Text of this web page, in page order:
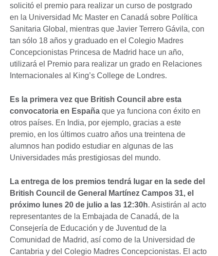
solicitó el premio para realizar un curso de postgrado
en la Universidad Mc Master en Canadá sobre Política
Sanitaria Global, mientras que Javier Terrero Gávila, con
tan sólo 18 años y graduado en el Colegio Madres
Concepcionistas Princesa de Madrid hace un año,
utilizará el Premio para realizar un grado en Relaciones
Internacionales al King’s College de Londres.
Es la primera vez que British Council abre esta
convocatoria en España que ya funciona con éxito en
otros países. En India, por ejemplo, gracias a este
premio, en los últimos cuatro años una treintena de
alumnos han podido estudiar en algunas de las
Universidades más prestigiosas del mundo.
La entrega de los premios tendrá lugar en la sede del
British Council de General Martínez Campos 31, el
próximo lunes 20 de julio a las 12:30h. Asistirán al acto
representantes de la Embajada de Canadá, de la
Consejería de Educación y de Juventud de la
Comunidad de Madrid, así como de la Universidad de
Cantabria y del Colegio Madres Concepcionistas. El acto